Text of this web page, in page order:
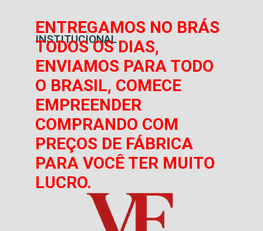
INSTITUCIONAL
ENTREGAMOS NO BRÁS
TODOS OS DIAS,
ENVIAMOS PARA TODO
O BRASIL, COMECE
EMPREENDER
COMPRANDO COM
PREÇOS DE FÁBRICA
PARA VOCÊ TER MUITO
LUCRO.